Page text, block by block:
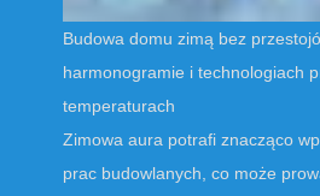
Budowa domu zimą bez
harmonogramie i technologiach
temperaturach
Zimowa aura potrafi znacząco
prac budowlanych, co może